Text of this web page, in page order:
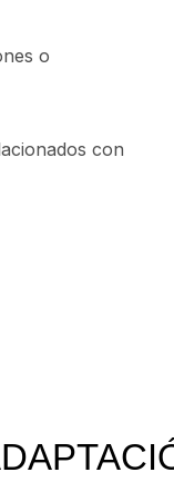
o
con